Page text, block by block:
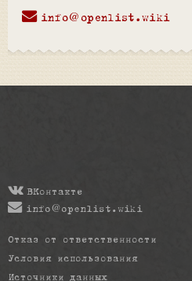
info@openlist.wiki
ВКонтакте
info@openlist.wiki
Отказ от ответственности
Условия использования
Источники данных